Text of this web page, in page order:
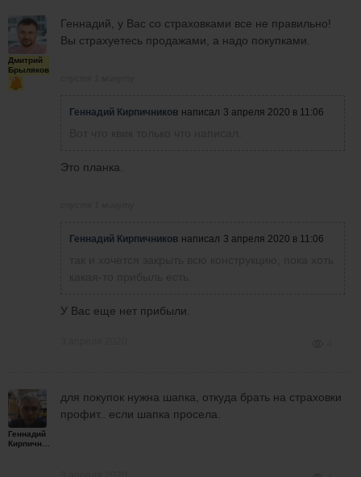
Дмитрий
Брыляков
Геннадий, у Вас со страховками все не правильно!
Вы страхуетесь продажами, а надо покупками.
Геннадий Кирпичников написал 3 апреля 2020 в 11:06
Это планка.
Геннадий Кирпичников написал 3 апреля 2020 в 11:06
У Вас еще нет прибыли.
Геннадий
для покупок нужна шапка, откуда брать на страховки
профит.. если шапка просела.